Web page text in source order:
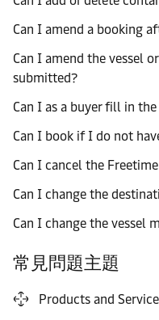
Can I amend a booking
Can I amend the vessel
submitted?
Can I as a buyer fill in
Can I book if I do not
Can I cancel the
Can I change the
Can I change the vessel
常見問題主題
Products and